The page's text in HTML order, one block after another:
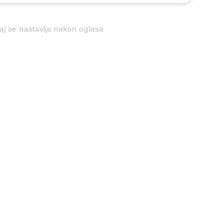
se nastavlja nakon oglasa